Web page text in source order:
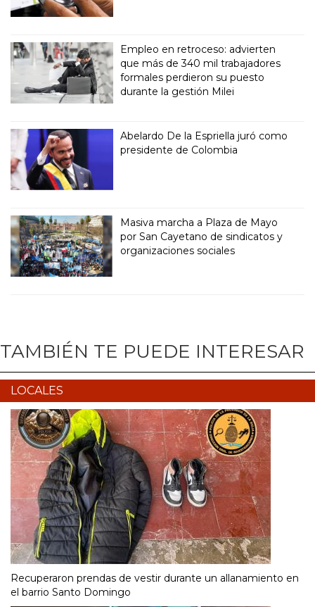
Empleo en retroceso: advierten
que más de 340 mil trabajadores
formales perdieron su puesto
durante la gestión Milei
Abelardo De la Espriella juró como
presidente de Colombia
Masiva marcha a Plaza de Mayo
por San Cayetano de sindicatos y
organizaciones sociales
TAMBIÉN TE PUEDE INTERESAR
LOCALES
Recuperaron prendas de vestir durante un allanamiento en
el barrio Santo Domingo